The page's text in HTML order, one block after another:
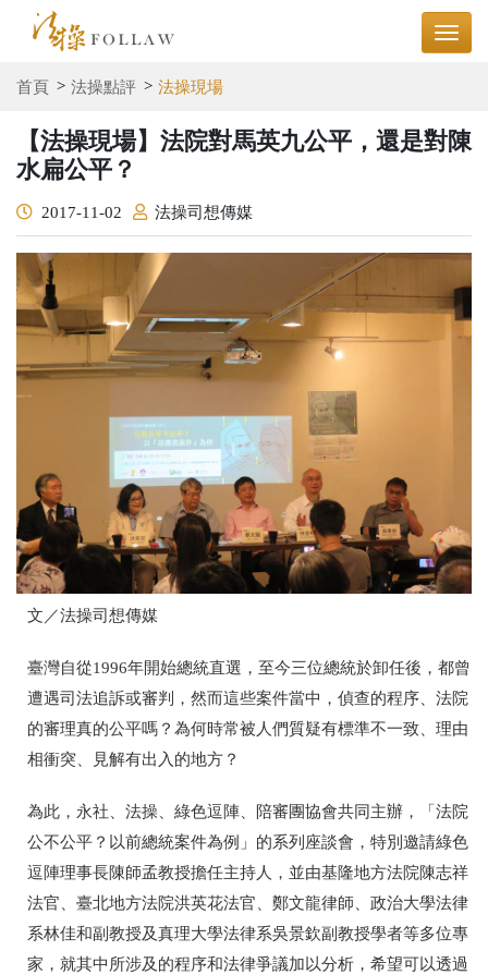
首頁 法操點評 法操現場
【法操現場】法院對馬英九公平，還是對陳
水扁公平？
2017-11-02 法操司想傳媒
文／法操司想傳媒
臺灣自從1996年開始總統直選，至今三位總統於卸任後，都曾
遭遇司法追訴或審判，然而這些案件當中，偵查的程序、法院
的審理真的公平嗎？為何時常被人們質疑有標準不一致、理由
相衝突、見解有出入的地方？
為此，永社、法操、綠色逗陣、陪審團協會共同主辦，「法院
公不公平？以前總統案件為例」的系列座談會，特別邀請綠色
逗陣理事長陳師孟教授擔任主持人，並由基隆地方法院陳志祥
法官、臺北地方法院洪英花法官、鄭文龍律師、政治大學法律
系林佳和副教授及真理大學法律系吳景欽副教授學者等多位專
家，就其中所涉及的程序和法律爭議加以分析，希望可以透過